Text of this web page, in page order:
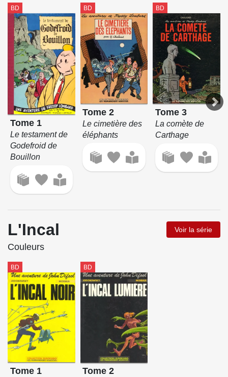
BD
Tome 1
Le testament de
Godefroid de
Bouillon
BD
Tome 2
Le cimetière des
éléphants
BD
Tome 3
La comète de
Carthage
L'Incal Voir la série
Couleurs
BD
Tome 1
BD
Tome 2